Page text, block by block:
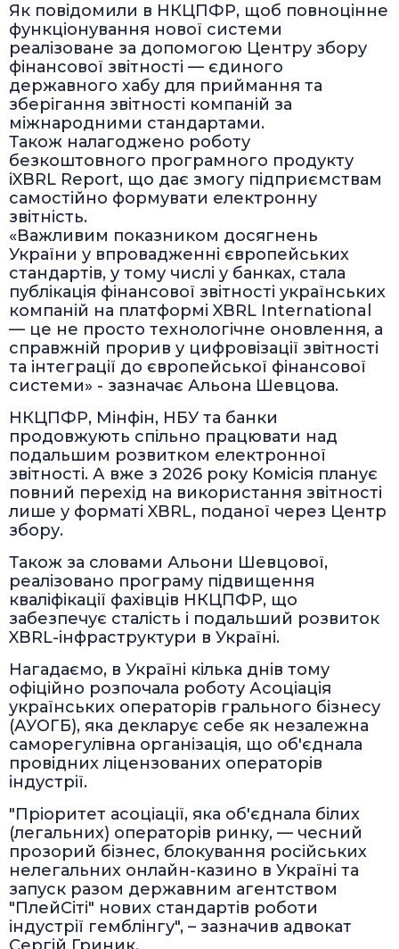
Як повідомили в НКЦПФР, щоб повноцінне
функціонування нової системи
реалізоване за допомогою Центру збору
фінансової звітності — єдиного
державного хабу для приймання та
зберігання звітності компаній за
міжнародними стандартами.
Також налагоджено роботу
безкоштовного програмного продукту
iXBRL Report, що дає змогу підприємствам
самостійно формувати електронну
звітність.
«Важливим показником досягнень
України у впровадженні європейських
стандартів, у тому числі у банках, стала
публікація фінансової звітності українських
компаній на платформі XBRL International
— це не просто технологічне оновлення, а
справжній прорив у цифровізації звітності
та інтеграції до європейської фінансової
системи» - зазначає Альона Шевцова.
НКЦПФР, Мінфін, НБУ та банки
продовжують спільно працювати над
подальшим розвитком електронної
звітності. А вже з 2026 року Комісія планує
повний перехід на використання звітності
лише у форматі XBRL, поданої через Центр
збору.
Також за словами Альони Шевцової,
реалізовано програму підвищення
кваліфікації фахівців НКЦПФР, що
забезпечує сталість і подальший розвиток
XBRL-інфраструктури в Україні.
Нагадаємо, в Україні кілька днів тому
офіційно розпочала роботу Асоціація
українських операторів грального бізнесу
(АУОГБ), яка декларує себе як незалежна
саморегулівна організація, що об'єднала
провідних ліцензованих операторів
індустрії.
"Пріоритет асоціації, яка об'єднала білих
(легальних) операторів ринку, — чесний
прозорий бізнес, блокування російських
нелегальних онлайн-казино в Україні та
запуск разом державним агентством
"ПлейСіті" нових стандартів роботи
індустрії гемблінгу", – зазначив адвокат